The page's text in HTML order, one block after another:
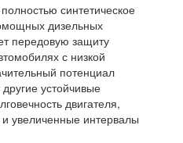
синтетическое
дизельных
передовую защиту
с низкой
потенциал
устойчивые
двигателя,
увеличенные интервалы